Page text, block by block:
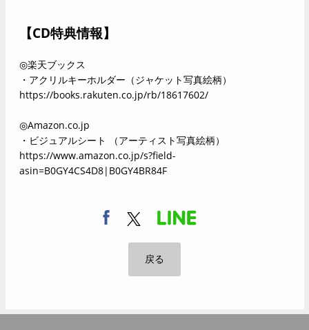
【CD特典情報】
◎楽天ブックス
・アクリルキーホルダー（ジャケット写真絵柄）
https://books.rakuten.co.jp/rb/18617602/
◎Amazon.co.jp
・ビジュアルシート （アーティスト写真絵柄）
https://www.amazon.co.jp/s?field-
asin=B0GY4CS4D8|B0GY4BR84F
戻る